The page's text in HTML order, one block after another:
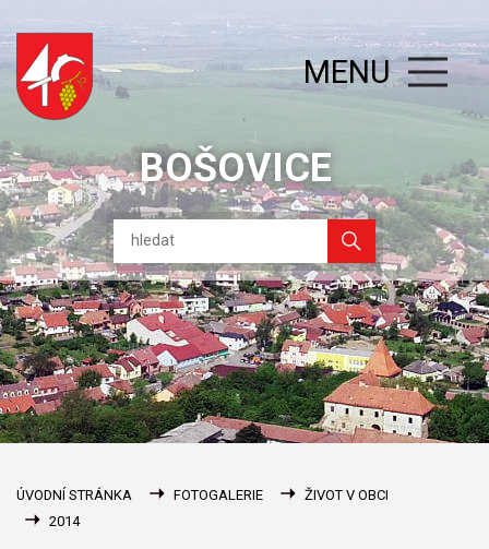
BOŠOVICE
MENU
ÚVODNÍ STRÁNKA FOTOGALERIE
ŽIVOT V OBCI
2014